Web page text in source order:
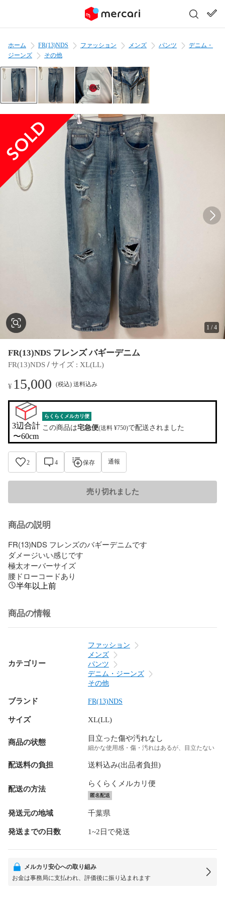
ホーム FR(13)NDS ファッション メンズ パンツ
デニム・
ジーンズ
その他
1 /4
FR(13)NDS フレンズ バギーデニム
FR(13)NDS / サイズ : XL(LL)
¥ 15,000 (税込) 送料込み
3辺合計
〜60cm
らくらくメルカリ便
この商品は宅急便(送料 ¥750)で配送されました
2 4 保存 通報
売り切れました
商品の説明
FR(13)NDS フレンズのバギーデニムです
ダメージいい感じです
極太オーバーサイズ
腰ドローコードあり
半年以上前
商品の情報
カテゴリー
ファッション
メンズ
パンツ
デニム・ジーンズ
その他
ブランド FR(13)NDS
サイズ XL(LL)
商品の状態 目立った傷や汚れなし
細かな使用感・傷・汚れはあるが、目立たない
配送料の負担 送料込み(出品者負担)
配送の方法
らくらくメルカリ便
匿名配送
発送元の地域 千葉県
発送までの日数 1~2日で発送
メルカリ安心への取り組み
お金は事務局に支払われ、評価後に振り込まれます